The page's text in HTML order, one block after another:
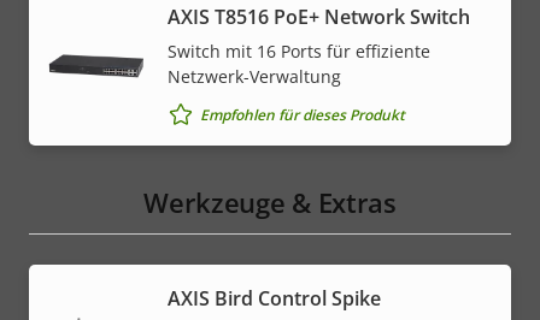
AXIS T8516 PoE+ Network Switch
Switch mit 16 Ports für effiziente
Netzwerk-Verwaltung
Empfohlen für dieses Produkt
Werkzeuge & Extras
AXIS Bird Control Spike